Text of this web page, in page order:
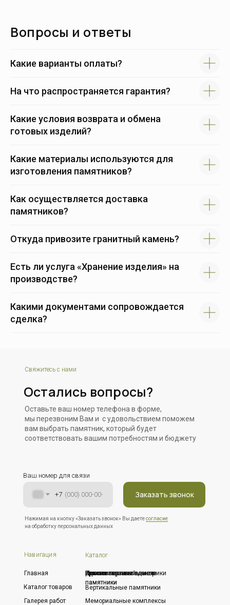
Вопросы и ответы
Какие варианты оплаты?
На что распространяется гарантия?
Какие условия возврата и обмена
готовых изделий?
Какие материалы используются для
изготовления памятников?
Как осуществляется доставка
памятников?
Откуда привозите гранитный камень?
Есть ли услуга «Хранение изделия» на
производстве?
Какими документами сопровождается
сделка?
Остались вопросы?
Свяжитесь с нами
Каталог
Навигация
Главная
Каталог товаров
Галерея работ
Горизонтальные памятники
Вертикальные памятники
Мемориальные комплексы
Ваш номер для связи
+7 Заказать звонок
Оставьте ваш номер телефона в форме,
мы перезвоним Вам и с удовольствием поможем
вам выбрать памятник, который будет
соответствовать вашим потребностям и бюджету
Нажимая на кнопку «Заказать звонок» Вы даетесогласие
на обработку персональных данных
Резные горизонтальные
памятники
Резные вертикальные
памятники
Дополнительный декор
Цоколя
Кресты